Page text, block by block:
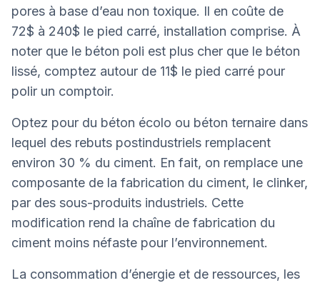
pores à base d’eau non toxique. Il en coûte de
72$ à 240$ le pied carré, installation comprise. À
noter que le béton poli est plus cher que le béton
lissé, comptez autour de 11$ le pied carré pour
polir un comptoir.
Optez pour du béton écolo ou béton ternaire dans
lequel des rebuts postindustriels remplacent
environ 30 % du ciment. En fait, on remplace une
composante de la fabrication du ciment, le clinker,
par des sous-produits industriels. Cette
modification rend la chaîne de fabrication du
ciment moins néfaste pour l’environnement.
La consommation d’énergie et de ressources, les